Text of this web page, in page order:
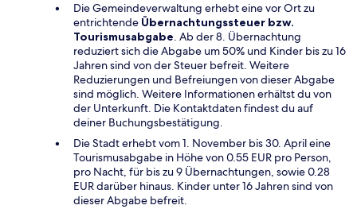
Die Gemeindeverwaltung erhebt eine vor Ort zu
entrichtende Übernachtungssteuer bzw.
Tourismusabgabe. Ab der 8. Übernachtung
reduziert sich die Abgabe um 50% und Kinder bis zu 16
Jahren sind von der Steuer befreit. Weitere
Reduzierungen und Befreiungen von dieser Abgabe
sind möglich. Weitere Informationen erhältst du von
der Unterkunft. Die Kontaktdaten findest du auf
deiner Buchungsbestätigung.
Die Stadt erhebt vom 1. November bis 30. April eine
Tourismusabgabe in Höhe von 0.55 EUR pro Person,
pro Nacht, für bis zu 9 Übernachtungen, sowie 0.28
EUR darüber hinaus. Kinder unter 16 Jahren sind von
dieser Abgabe befreit.